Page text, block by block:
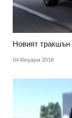
Новият
04 Януари 2018